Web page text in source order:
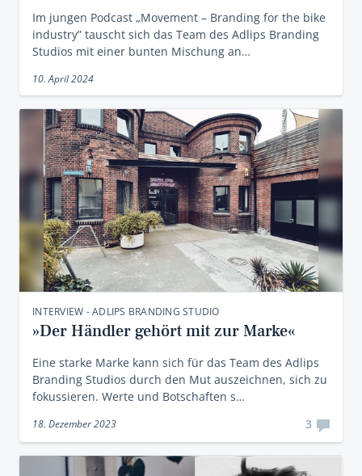
Im jungen Podcast „Movement – Branding for the bike
industry” tauscht sich das Team des Adlips Branding
Studios mit einer bunten Mischung an…
10. April 2024
INTERVIEW - ADLIPS BRANDING STUDIO
»Der Händler gehört mit zur Marke«
Eine starke Marke kann sich für das Team des Adlips
Branding Studios durch den Mut auszeichnen, sich zu
fokussieren. Werte und Botschaften s…
18. Dezember 2023 3